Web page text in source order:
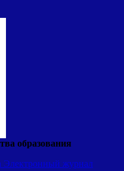
образования